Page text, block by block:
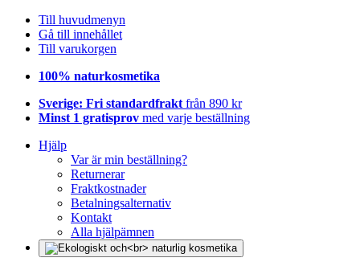
Till huvudmenyn
Gå till innehållet
Till varukorgen
100% naturkosmetika
Sverige: Fri standardfrakt från 890 kr
Minst 1 gratisprov med varje beställning
Hjälp
Var är min beställning?
Returnerar
Fraktkostnader
Betalningsalternativ
Kontakt
Alla hjälpämnen